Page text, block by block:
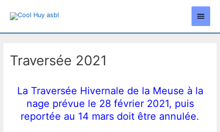
Menu
Traversée 2021
La Traversée Hivernale de la Meuse à la
nage prévue le 28 février 2021, puis
reportée au 14 mars doit être annulée.